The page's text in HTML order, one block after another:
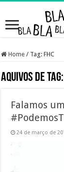
Home / Tag:FHC
Aquivos de Tag:
Falamos
24 de março de